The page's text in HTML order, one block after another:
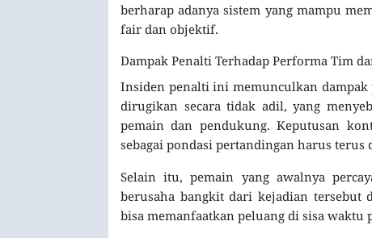
berharap adanya sistem yang mampu
fair dan objektif.
Dampak Penalti Terhadap Performa Tim
Insiden penalti ini memunculkan dampak
dirugikan secara tidak adil, yang
pemain dan pendukung. Keputusan
sebagai pondasi pertandingan harus terus
Selain itu, pemain yang awalnya
berusaha bangkit dari kejadian
bisa memanfaatkan peluang di sisa waktu